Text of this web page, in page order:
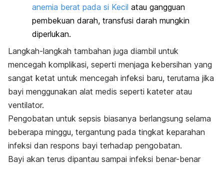
anemia berat pada si Kecil atau gangguan
pembekuan darah, transfusi darah mungkin
diperlukan.
Langkah-langkah tambahan juga diambil untuk
mencegah komplikasi, seperti menjaga kebersihan yang
sangat ketat untuk mencegah infeksi baru, terutama jika
bayi menggunakan alat medis seperti kateter atau
ventilator.
Pengobatan untuk sepsis biasanya berlangsung selama
beberapa minggu, tergantung pada tingkat keparahan
infeksi dan respons bayi terhadap pengobatan.
Bayi akan terus dipantau sampai infeksi benar-benar